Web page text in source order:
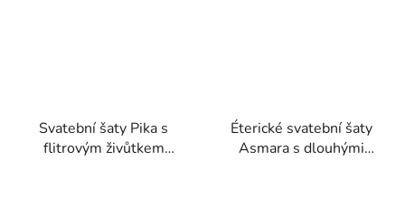
Svatební šaty Pika s
flitrovým živůtkem
Éterické svatební šaty
Asmara s dlouhými